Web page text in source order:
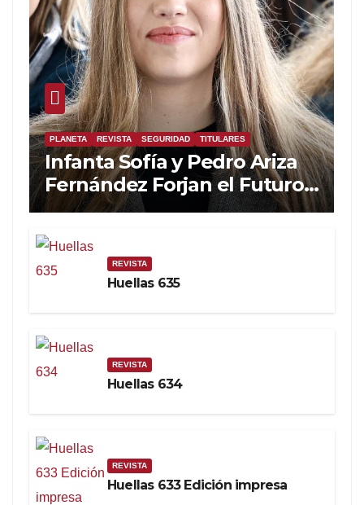
PLANETA REVISTA SEGURIDAD TITULARES
Infanta Sofía y Pedro Ariza
Fernández Forjan el Futuro
de la Soberanía Real
REVISTA
Huellas 635
REVISTA
Huellas 634
REVISTA
Huellas 633 Edición impresa